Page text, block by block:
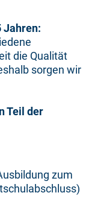
Jahren:
die Qualität
sorgen wir
Teil der
zum